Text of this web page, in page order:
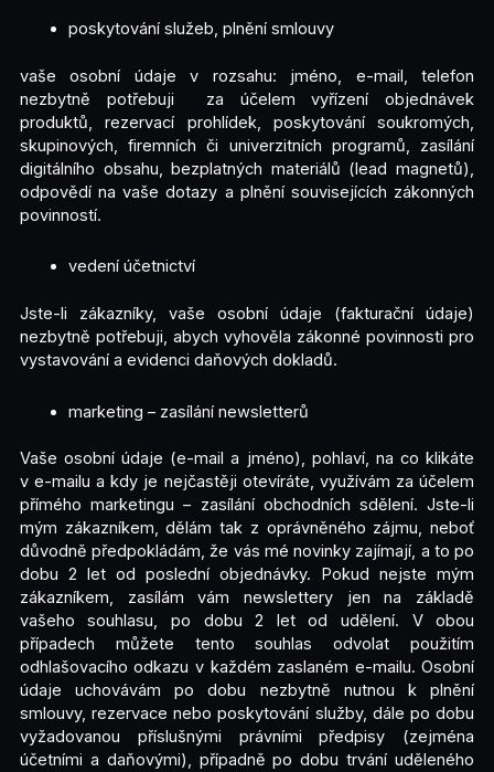
poskytování služeb, plnění smlouvy
vaše osobní údaje v rozsahu: jméno, e-mail, telefon
nezbytně potřebuji za účelem vyřízení objednávek
produktů, rezervací prohlídek, poskytování soukromých,
skupinových, firemních či univerzitních programů, zasílání
digitálního obsahu, bezplatných materiálů (lead magnetů),
odpovědí na vaše dotazy a plnění souvisejících zákonných
povinností.
vedení účetnictví
Jste-li zákazníky, vaše osobní údaje (fakturační údaje)
nezbytně potřebuji, abych vyhověla zákonné povinnosti pro
vystavování a evidenci daňových dokladů.
marketing – zasílání newsletterů
Vaše osobní údaje (e-mail a jméno), pohlaví, na co klikáte
v e-mailu a kdy je nejčastěji otevíráte, využívám za účelem
přímého marketingu – zasílání obchodních sdělení. Jste-li
mým zákazníkem, dělám tak z oprávněného zájmu, neboť
důvodně předpokládám, že vás mé novinky zajímají, a to po
dobu 2 let od poslední objednávky. Pokud nejste mým
zákazníkem, zasílám vám newslettery jen na základě
vašeho souhlasu, po dobu 2 let od udělení. V obou
případech můžete tento souhlas odvolat použitím
odhlašovacího odkazu v každém zaslaném e-mailu. Osobní
údaje uchovávám po dobu nezbytně nutnou k plnění
smlouvy, rezervace nebo poskytování služby, dále po dobu
vyžadovanou příslušnými právními předpisy (zejména
účetními a daňovými), případně po dobu trvání uděleného